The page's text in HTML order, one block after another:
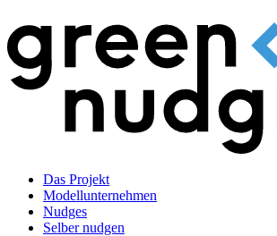
Das Projekt
Modellunternehmen
Nudges
Selber nudgen